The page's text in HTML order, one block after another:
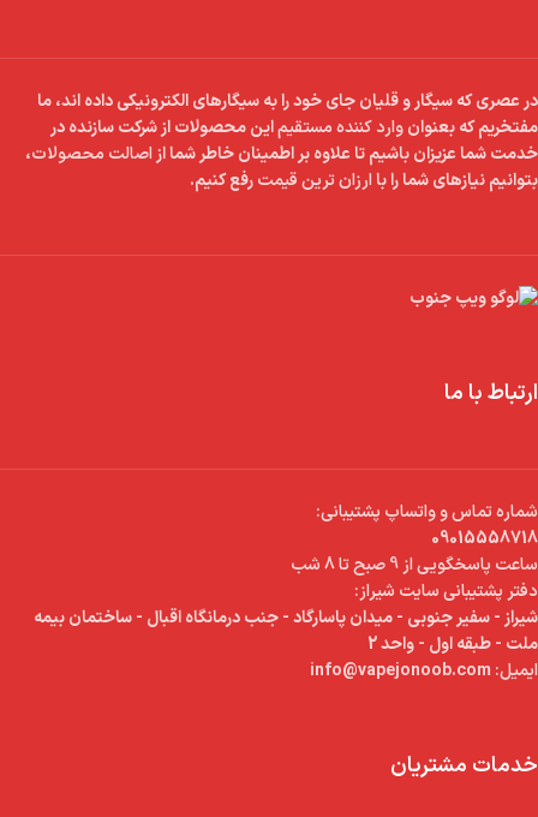
در عصری که سیگار و قلیان جای خود را به سیگارهای الکترونیکی داده اند، ما
مفتخریم که بعنوانوارد کننده مستقیماین محصولات از شرکت سازنده در
خدمت شما عزیزان باشیم تا علاوه بر اطمینان خاطر شما از اصالت محصولات،
بتوانیم نیازهای شما را باارزان ترین قیمترفع کنیم.
ارتباط با ما
شماره تماس و واتساپ پشتیبانی:
09015558718
ساعت پاسخگویی از 9 صبح تا 8 شب
دفتر پشتیبانی سایت شیراز:
شیراز - سفیر جنوبی - میدان پاسارگاد - جنب درمانگاه اقبال - ساختمان بیمه
ملت - طبقه اول - واحد 2
ایمیل:
خدمات مشتریان